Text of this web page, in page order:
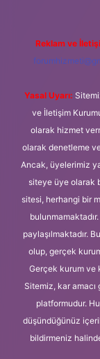
Reklam ve
Yasal Uyarı:
ve İletişim
olarak hizmet
olarak denetleme
Ancak, üyelerimiz
siteye üye olarak
sitesi, herhangi bir
paylaşılmaktadır.
olup, gerçek
Gerçek kurum ve
Sitemiz, kar
platformudur.
düşündüğünüz
bildirmeniz